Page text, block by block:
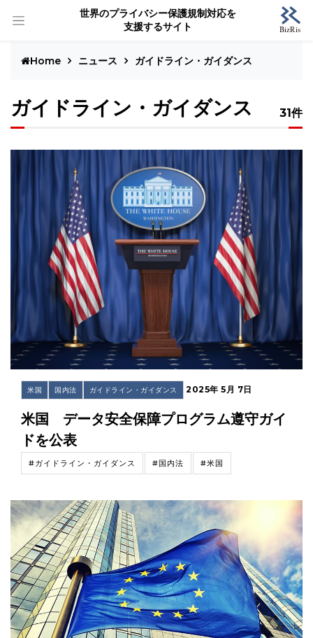
世界のプライバシー保護規制対応を
支援するサイト
Home ニュース ガイドライン・ガイダンス
ガイドライン・ガイダンス 31件
米国 国内法 ガイドライン・ガイダンス 2025年 5月 7日
米国 データ安全保障プログラム遵守ガイ
ドを公表
#ガイドライン・ガイダンス #国内法 #米国